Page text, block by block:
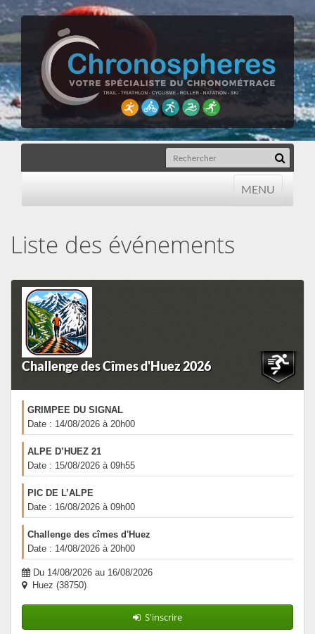
MENU
MENU
Liste des événements
Challenge des Cîmes d'Huez 2026
GRIMPEE DU SIGNAL
Date : 14/08/2026 à 20h00
ALPE D’HUEZ 21
Date : 15/08/2026 à 09h55
PIC DE L’ALPE
Date : 16/08/2026 à 09h00
Challenge des cîmes d'Huez
Date : 14/08/2026 à 20h00
Du 14/08/2026 au 16/08/2026
Huez (38750)
S'inscrire